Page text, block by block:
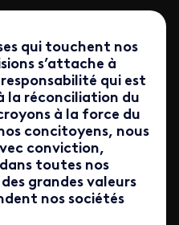
qui touchent nos
s’attache à
qui est
la réconciliation du
à la force du
concitoyens, nous
conviction,
toutes nos
grandes valeurs
nos sociétés